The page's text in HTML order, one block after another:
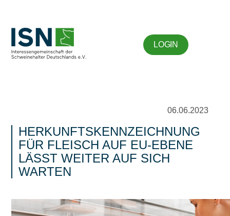
LOGIN
06.06.2023
HERKUNFTSKENNZEICHNUNG
FÜR FLEISCH AUF EU-EBENE
LÄSST WEITER AUF SICH
WARTEN